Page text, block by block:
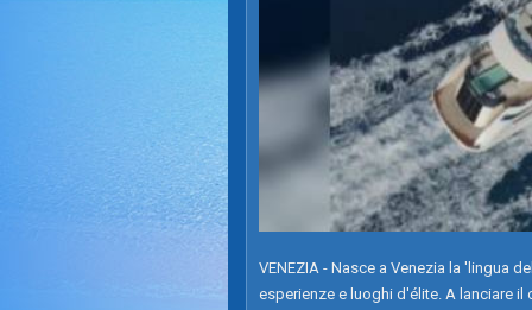
VENEZIA - Nasce a Venezia la 'lingua
esperienze e luoghi d'élite. A lanciare